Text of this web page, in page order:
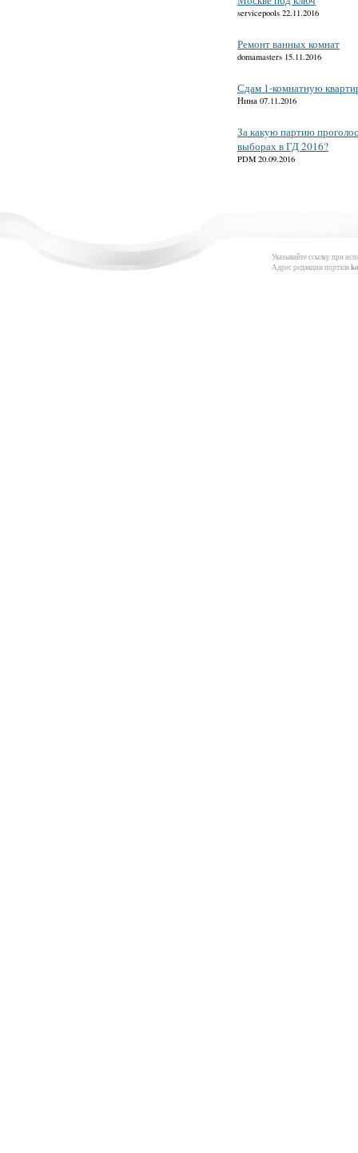
servicepools 22.11.2016
Ремонт ванных комнат
domamasters 15.11.2016
Сдам 1-комнатную
Нина 07.11.2016
За какую партию
выборах в ГД 2016?
PDM 20.09.2016
Указывайте ссылку при
Адрес редакции портала